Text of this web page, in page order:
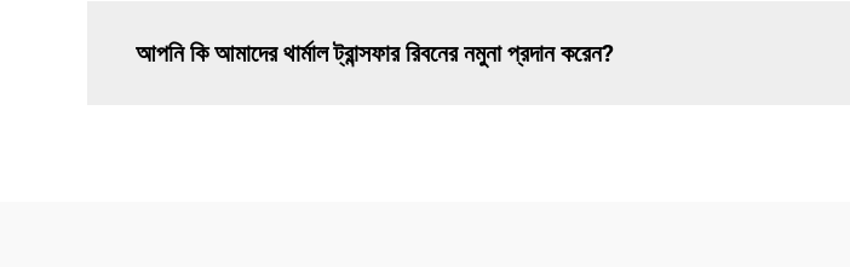
আপনি কি আমাদের থার্মাল ট্রান্সফার রিবনের নমুনা প্রদান করেন?